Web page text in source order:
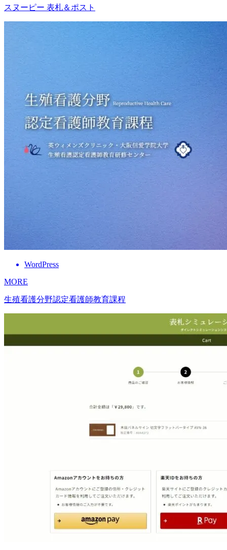
スヌーピー 表札＆ポスト
WordPress
MORE
生殖看護分野認定看護師教育課程